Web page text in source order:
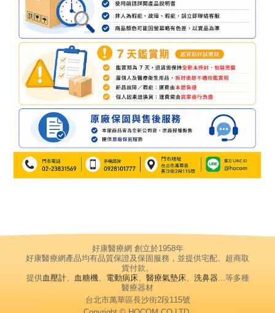
好康醫療網 創立於1958年
好康醫療網產品均有品質保證及保固服務，並提供宅配、超商取
貨付款。
提供血壓計、 血糖機、 電動病床、 醫療氣墊床、 洗鼻器 ...等多種
醫療器材
台北市萬華區長沙街2段115號